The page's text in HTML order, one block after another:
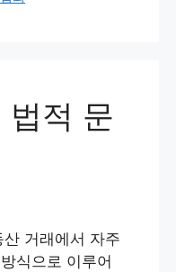
적 문
거래에서 자주
식으로 이루어